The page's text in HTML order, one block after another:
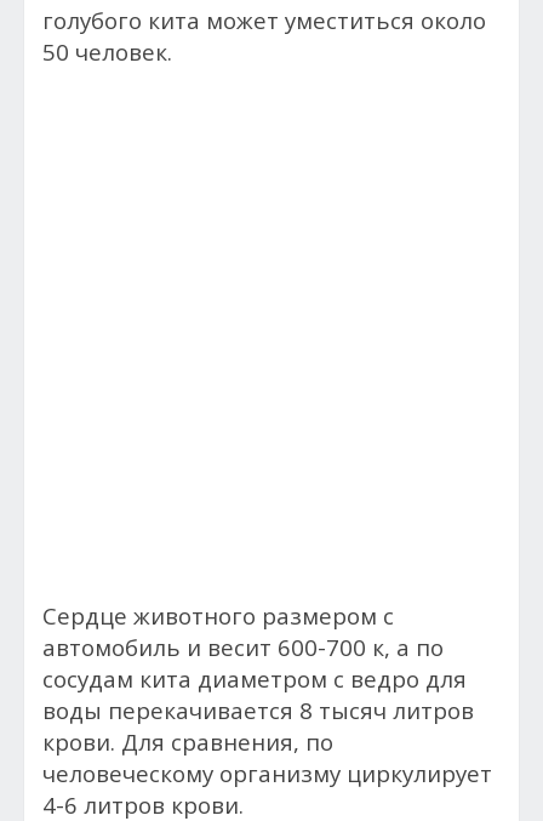
голубого кита может уместиться около
50 человек.
Сердце животного размером с
автомобиль и весит 600-700 к, а по
сосудам кита диаметром с ведро для
воды перекачивается 8 тысяч литров
крови. Для сравнения, по
человеческому организму циркулирует
4-6 литров крови.